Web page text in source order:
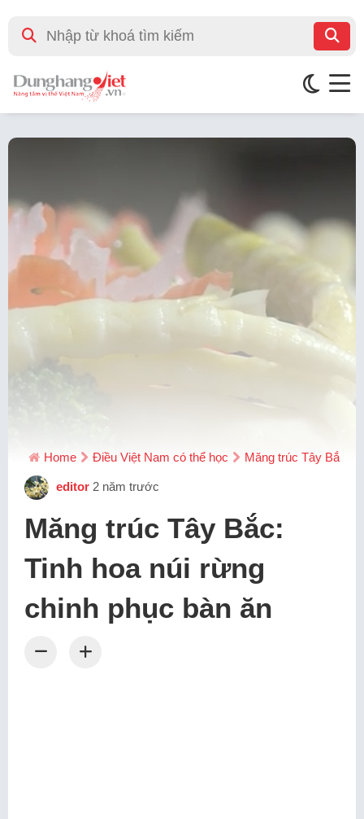
Home Điều Việt Nam có thể học Măng trúc Tây Bắc:
editor 2 năm trước
Măng trúc Tây Bắc:
Tinh hoa núi rừng
chinh phục bàn ăn